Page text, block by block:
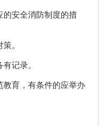
的安全消防制度的措
策。
记录。
教育，有条件的应举办